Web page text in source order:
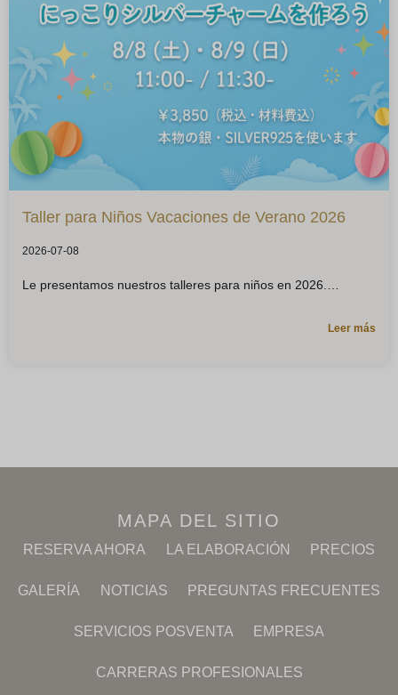
Taller para Niños Vacaciones de Verano 2026
2026-07-08
Le presentamos nuestros talleres para niños en 2026.
Leer más
MAPA DEL SITIO
RESERVA AHORA LA ELABORACIÓN PRECIOS
GALERÍA NOTICIAS PREGUNTAS FRECUENTES
SERVICIOS POSVENTA EMPRESA
CARRERAS PROFESIONALES